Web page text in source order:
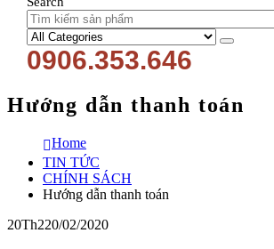
0906.353.646
Hướng dẫn thanh toán
Home
TIN TỨC
CHÍNH SÁCH
Hướng dẫn thanh toán
20Th220/02/2020